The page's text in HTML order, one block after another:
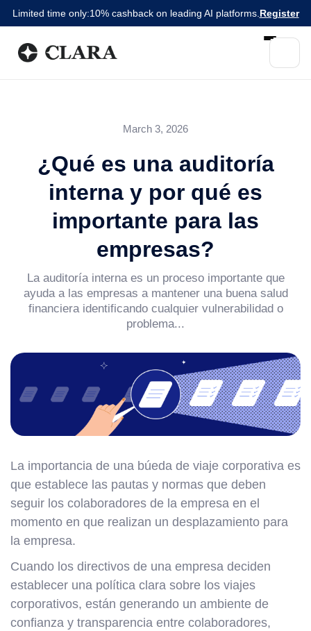
Limited time only:10% cashback on leading AI platforms. Register
March 3, 2026
¿Qué es una auditoría
interna y por qué es
importante para las
empresas?
La auditoría interna es un proceso importante que
ayuda a las empresas a mantener una buena salud
financiera identificando cualquier vulnerabilidad o
problema...
La importancia de una búeda de viaje corporativa es
que establece las pautas y normas que deben
seguir los colaboradores de la empresa en el
momento en que realizan un desplazamiento para
la empresa.
Cuando los directivos de una empresa deciden
establecer una política clara sobre los viajes
corporativos, están generando un ambiente de
confianza y transparencia entre colaboradores,